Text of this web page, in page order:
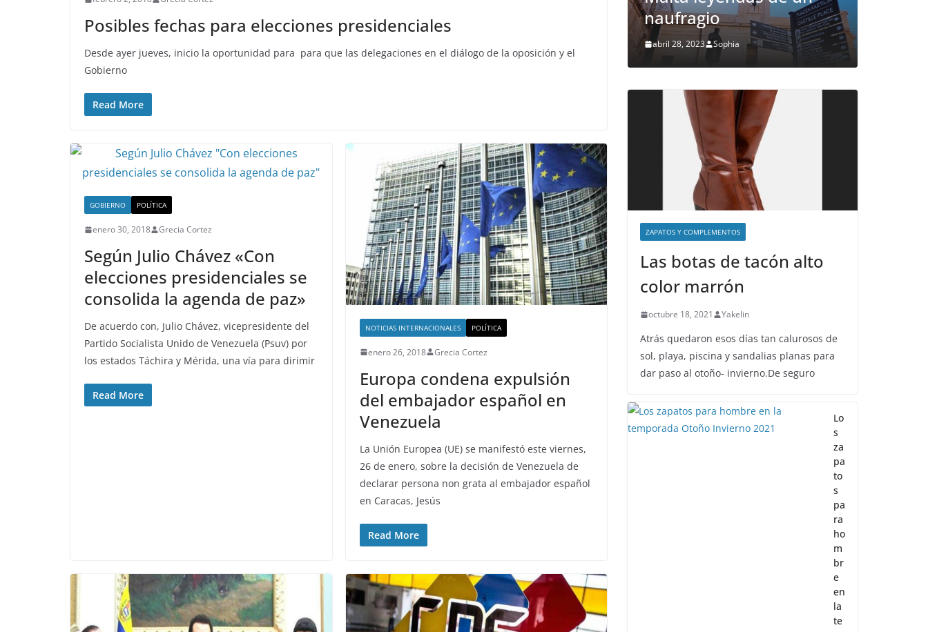
Posibles fechas para elecciones presidenciales
Desde ayer jueves, inicio la oportunidad para para que las delegaciones en el diálogo de la oposición y el
Gobierno
Read More
GOBIERNO POLÍTICA
enero 30, 2018 Grecia Cortez
Según Julio Chávez «Con
elecciones presidenciales se
consolida la agenda de paz»
De acuerdo con, Julio Chávez, vicepresidente del
Partido Socialista Unido de Venezuela (Psuv) por
los estados Táchira y Mérida, una vía para dirimir
Read More
NOTICIAS INTERNACIONALES POLÍTICA
enero 26, 2018 Grecia Cortez
Europa condena expulsión
del embajador español en
Venezuela
La Unión Europea (UE) se manifestó este viernes,
26 de enero, sobre la decisión de Venezuela de
declarar persona non grata al embajador español
en Caracas, Jesús
Read More
naufragio
abril 28, 2023 Sophia
ZAPATOS Y COMPLEMENTOS
Las botas de tacón alto
color marrón
octubre 18, 2021 Yakelin
Atrás quedaron esos días tan calurosos de
sol, playa, piscina y sandalias planas para
dar paso al otoño- invierno.De seguro
Lo
s
za
pa
to
s
pa
ra
ho
m
br
e
en
la
te